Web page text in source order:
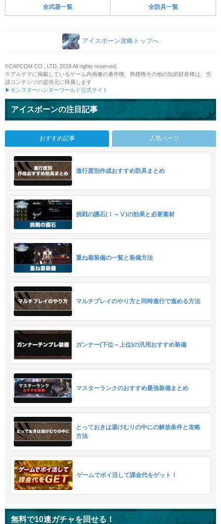
全武器一覧 全防具一覧
アイスボーン攻略トップへ
©CAPCOM CO., LTD. 2018 All rights reserved.
※アルテマに掲載しているゲーム内画像の著作権、商標権その他の知的財産権は、当
該コンテンツの提供元に帰属します
▶モンスターハンターワールド公式サイト
アイスボーンの注目記事
おすすめ記事 人気ページ
進行度別作成おすすめ防具まとめ
挑戦の護石(Ⅰ～Ⅴ)の効果と必要素材
重ね着装備の一覧と装備方法
マルチプレイのやり方と同時進行で進める方法
ガンナー(下位～上位)の汎用おすすめ装備
マスターランクのおすすめ最強装備まとめ
とっておきは湯けむりの中にの解放条件と攻略
方法
ゲームでポイ活して課金代をゲット！
無料で10連ガチャを回せる！